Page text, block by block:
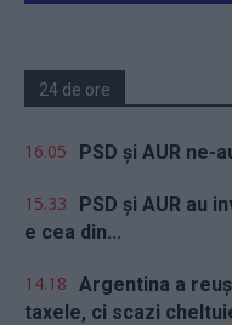
24 de ore
16.05 PSD și AUR ne-
15.33
PSD și AUR au
e cea din...
14.18 Argentina a
taxele, ci scazi